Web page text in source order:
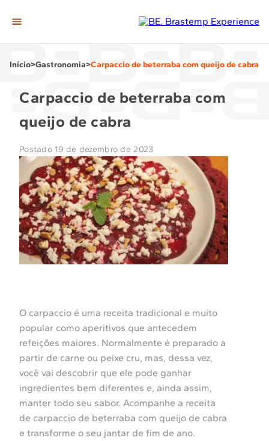
A Casa
Editorias
Gastronomia
Casa & Decor
Tech
Ir para loja
Início>Gastronomia>Carpaccio de beterraba com queijo de cabra
Carpaccio de beterraba com
queijo de cabra
Postado 19 de dezembro de 2023
O carpaccio é uma receita tradicional e muito
popular como aperitivos que antecedem
refeições maiores. Normalmente é preparado a
partir de carne ou peixe cru, mas, dessa vez,
você vai descobrir que ele pode ganhar
ingredientes bem diferentes e, ainda assim,
manter todo seu sabor. Acompanhe a receita
de carpaccio de beterraba com queijo de cabra
e transforme o seu jantar de fim de ano.